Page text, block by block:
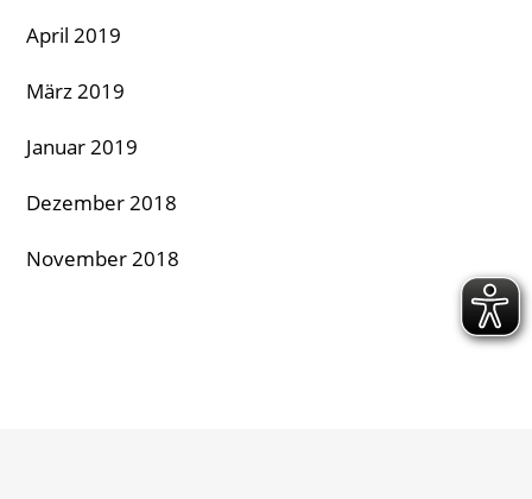
April 2019
März 2019
Januar 2019
Dezember 2018
November 2018